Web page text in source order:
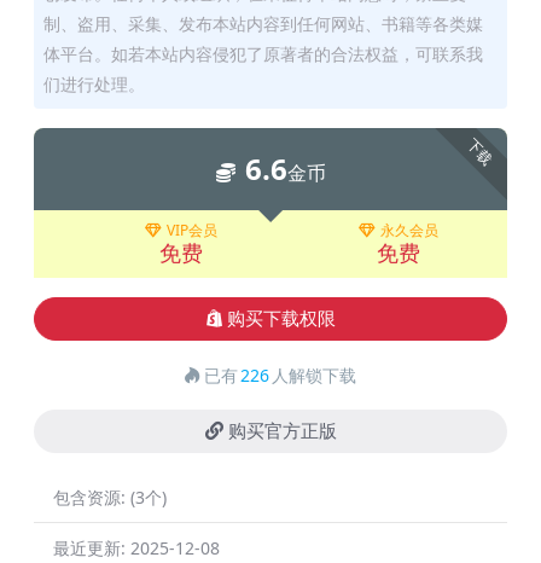
制、盗用、采集、发布本站内容到任何网站、书籍等各类媒
体平台。如若本站内容侵犯了原著者的合法权益，可联系我
们进行处理。
下载
6.6金币
VIP会员
免费
永久会员
免费
购买下载权限
已有226 人解锁下载
购买官方正版
包含资源: (3个)
最近更新: 2025-12-08